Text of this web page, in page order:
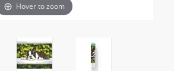
Hover to zoom